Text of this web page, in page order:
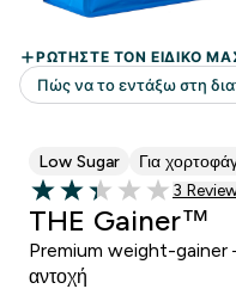
Low Sugar Για
2.33 out of 5 stars
3
3
THE Gainer™
Premium weight-gainer
αντοχή